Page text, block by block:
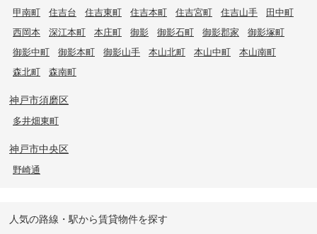
甲南町
住吉台 住吉東町 住吉本町 住吉宮町 住吉山手
田中町
西岡本
深江本町 本庄町 御影 御影石町 御影郡家
御影塚町
御影中町
御影本町 御影山手 本山北町 本山中町
本山南町
森北町
森南町
神戸市須磨区
多井畑東町
神戸市中央区
野崎通
人気の路線・駅から賃貸物件を探す